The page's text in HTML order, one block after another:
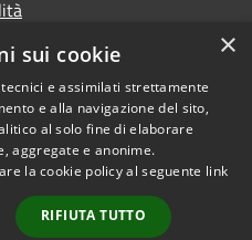
Copyright © 2026 • Comune di
Bardolino • Powered by
Municipium•
Accesso
×
sui cookie
e assimilati strettamente
e alla navigazione del sito,
al solo fine di elaborare
aggregate e anonime.
la cookie policy al seguente link
RIFIUTA TUTTO